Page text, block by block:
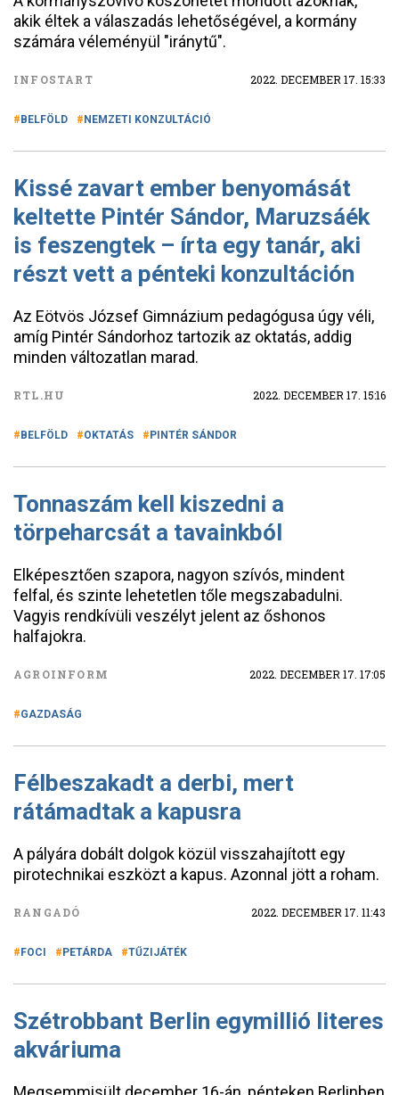
akik éltek a válaszadás lehetőségével, a kormány
számára véleményül "iránytű".
INFOSTART 2022. DECEMBER 17. 15:33
BELFÖLD NEMZETI KONZULTÁCIÓ
Kissé zavart ember benyomását
keltette Pintér Sándor, Maruzsáék
is feszengtek – írta egy tanár, aki
részt vett a pénteki konzultáción
Az Eötvös József Gimnázium pedagógusa úgy véli,
amíg Pintér Sándorhoz tartozik az oktatás, addig
minden változatlan marad.
RTL.HU 2022. DECEMBER 17. 15:16
BELFÖLD OKTATÁS PINTÉR SÁNDOR
Tonnaszám kell kiszedni a
törpeharcsát a tavainkból
Elképesztően szapora, nagyon szívós, mindent
felfal, és szinte lehetetlen tőle megszabadulni.
Vagyis rendkívüli veszélyt jelent az őshonos
halfajokra.
AGROINFORM 2022. DECEMBER 17. 17:05
GAZDASÁG
Félbeszakadt a derbi, mert
rátámadtak a kapusra
A pályára dobált dolgok közül visszahajított egy
pirotechnikai eszközt a kapus. Azonnal jött a roham.
RANGADÓ 2022. DECEMBER 17. 11:43
FOCI PETÁRDA TŰZIJÁTÉK
Szétrobbant Berlin egymillió literes
akváriuma